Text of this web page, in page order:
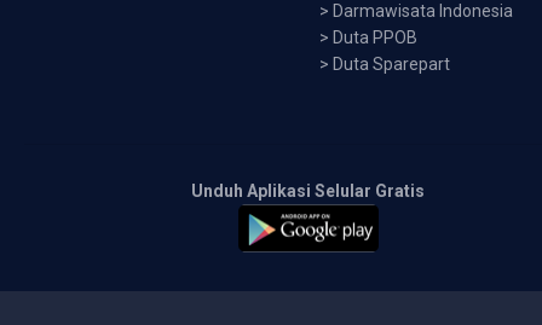
> Darmawisata Indonesia
> Duta PPOB
> Duta Sparepart
Unduh Aplikasi Selular Gratis